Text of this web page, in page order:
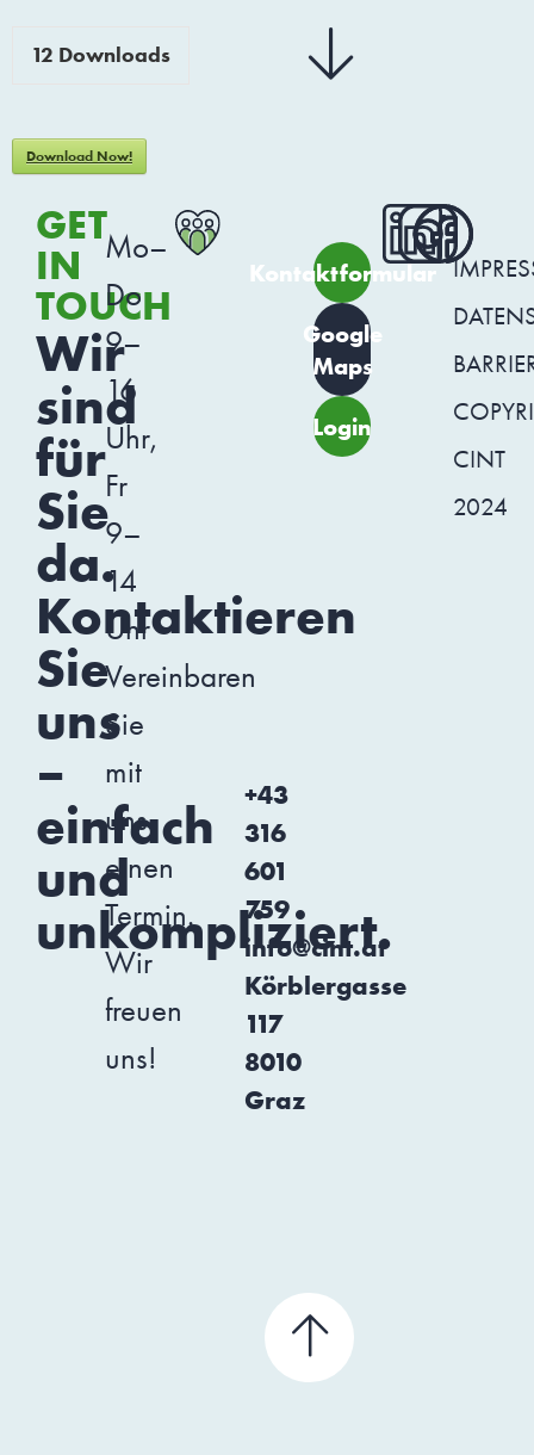
12 Downloads
Download Now!
GET
IN
TOUCH
Wir
sind
für
Sie
da.
Kontaktieren
Sie
uns
–
einfach
und
unkompliziert.
Mo–
Do
9–
16
Uhr,
Fr
9–
14
Uhr
Vereinbaren
Sie
mit
uns
einen
Termin.
Wir
freuen
uns!
Körblergasse
117
8010
Graz
+43
316
601
759
info@cint.at
Kontaktformular
Google
Maps
Login
CINT
2024